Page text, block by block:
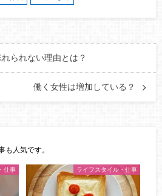
られない理由とは？
働く女性は増加している？
も人気です。
仕事 ライフスタイル・仕事